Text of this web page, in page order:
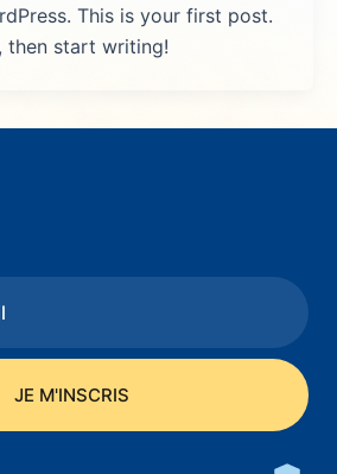
This is your first post.
then start writing!